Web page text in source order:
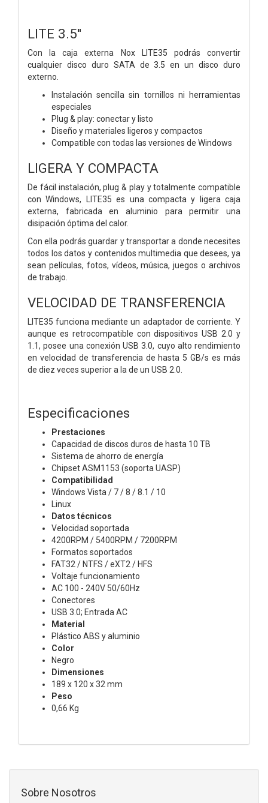
LITE 3.5''
Con la caja externa Nox LITE35 podrás convertir
cualquier disco duro SATA de 3.5 en un disco duro
externo.
Instalación sencilla sin tornillos ni herramientas
especiales
Plug & play: conectar y listo
Diseño y materiales ligeros y compactos
Compatible con todas las versiones de Windows
LIGERA Y COMPACTA
De fácil instalación, plug & play y totalmente compatible
con Windows, LITE35 es una compacta y ligera caja
externa, fabricada en aluminio para permitir una
disipación óptima del calor.
Con ella podrás guardar y transportar a donde necesites
todos los datos y contenidos multimedia que desees, ya
sean películas, fotos, vídeos, música, juegos o archivos
de trabajo.
VELOCIDAD DE TRANSFERENCIA
LITE35 funciona mediante un adaptador de corriente. Y
aunque es retrocompatible con dispositivos USB 2.0 y
1.1, posee una conexión USB 3.0, cuyo alto rendimiento
en velocidad de transferencia de hasta 5 GB/s es más
de diez veces superior a la de un USB 2.0.
Especificaciones
Prestaciones
Capacidad de discos duros de hasta 10 TB
Sistema de ahorro de energía
Chipset ASM1153 (soporta UASP)
Compatibilidad
Windows Vista / 7 / 8 / 8.1 / 10
Linux
Datos técnicos
Velocidad soportada
4200RPM / 5400RPM / 7200RPM
Formatos soportados
FAT32 / NTFS / eXT2 / HFS
Voltaje funcionamiento
AC 100 - 240V 50/60Hz
Conectores
USB 3.0; Entrada AC
Material
Plástico ABS y aluminio
Color
Negro
Dimensiones
189 x 120 x 32 mm
Peso
0,66 Kg
Sobre Nosotros